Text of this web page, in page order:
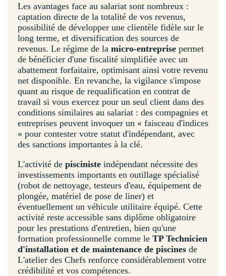
Les avantages face au salariat sont nombreux :
captation directe de la totalité de vos revenus,
possibilité de développer une clientèle fidèle sur le
long terme, et diversification des sources de
revenus. Le régime de la micro-entreprise permet
de bénéficier d'une fiscalité simplifiée avec un
abattement forfaitaire, optimisant ainsi votre revenu
net disponible. En revanche, la vigilance s'impose
quant au risque de requalification en contrat de
travail si vous exercez pour un seul client dans des
conditions similaires au salariat : des compagnies et
entreprises peuvent invoquer un « faisceau d'indices
» pour contester votre statut d'indépendant, avec
des sanctions importantes à la clé.
L'activité de pisciniste indépendant nécessite des
investissements importants en outillage spécialisé
(robot de nettoyage, testeurs d'eau, équipement de
plongée, matériel de pose de liner) et
éventuellement un véhicule utilitaire équipé. Cette
activité reste accessible sans diplôme obligatoire
pour les prestations d'entretien, bien qu'une
formation professionnelle comme le TP Technicien
d'installation et de maintenance de piscines de
L'atelier des Chefs renforce considérablement votre
crédibilité et vos compétences.